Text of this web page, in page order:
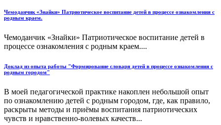
Чемоданчик «Знайки» Патриотическое воспитание детей в процессе ознакомления с
родным краем.
Чемоданчик «Знайки» Патриотическое воспитание детей в
процессе ознакомления с родным краем....
Доклад из опыта работы "Формирование словаря детей в процессе ознакомления с
родным городом"
В моей педагогической практике накоплен небольшой опыт
по ознакомлению детей с родным городом, где, как правило,
раскрыты методы и приёмы воспитания патриотических
чувств и нравственно-волевых качеств...